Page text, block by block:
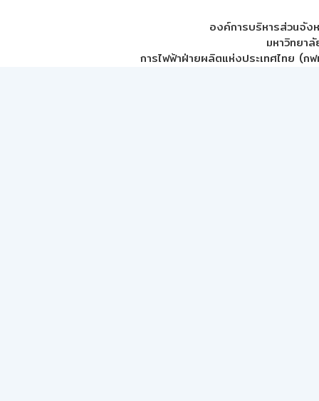
องค์การบริหารส่วนจัง
มหาวิทยา
การไฟฟ้าฝ่ายผลิตแห่งประเทศไทย (กฟ